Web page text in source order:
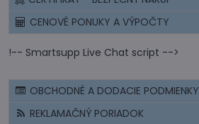
CENOVÉ PONUKY A VÝPOČTY
!-- Smartsupp Live Chat script -->
OBCHODNÉ A DODACIE PODMIENKY
REKLAMAČNÝ PORIADOK